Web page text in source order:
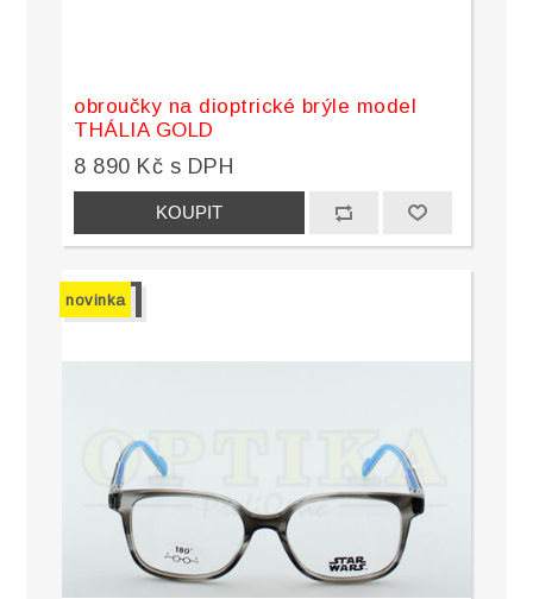
obroučky na dioptrické brýle model
THÁLIA GOLD
8 890 Kč s DPH
prodáno
novinka